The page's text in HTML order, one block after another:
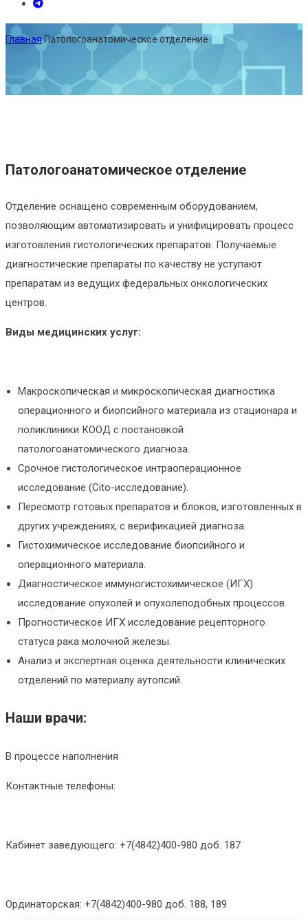
ГлавнаяПатологоанатомическое отделение
Патологоанатомическое отделение
Отделение оснащено современным оборудованием,
позволяющим автоматизировать и унифицировать процесс
изготовления гистологических препаратов. Получаемые
диагностические препараты по качеству не уступают
препаратам из ведущих федеральных онкологических
центров.
Виды медицинских услуг:
Макроскопическая и микроскопическая диагностика
операционного и биопсийного материала из стационара и
поликлиники КООД с постановкой
патологоанатомического диагноза.
Срочное гистологическое интраоперационное
исследование (Cito-исследование).
Пересмотр готовых препаратов и блоков, изготовленных в
других учреждениях, с верификацией диагноза.
Гистохимическое исследование биопсийного и
операционного материала.
Диагностическое иммуногистохимическое (ИГХ)
исследование опухолей и опухолеподобных процессов.
Прогностическое ИГХ исследование рецепторного
статуса рака молочной железы.
Анализ и экспертная оценка деятельности клинических
отделений по материалу аутопсий.
Наши врачи:
В процессе наполнения
Контактные телефоны:
Кабинет заведующего: +7(4842)400-980 доб. 187
Ординаторская: +7(4842)400-980 доб. 188, 189